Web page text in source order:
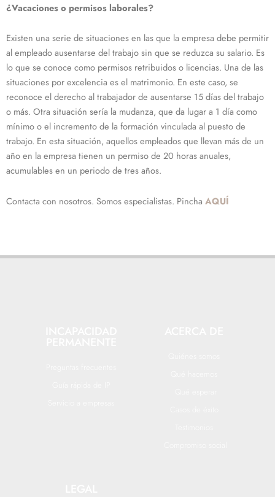
¿Vacaciones o permisos laborales?
Existen una serie de situaciones en las que la empresa debe permitir
al empleado ausentarse del trabajo sin que se reduzca su salario. Es
lo que se conoce como permisos retribuidos o licencias. Una de las
situaciones por excelencia es el matrimonio. En este caso, se
reconoce el derecho al trabajador de ausentarse 15 días del trabajo
o más. Otra situación sería la mudanza, que da lugar a 1 día como
mínimo o el incremento de la formación vinculada al puesto de
trabajo. En esta situación, aquellos empleados que llevan más de un
año en la empresa tienen un permiso de 20 horas anuales,
acumulables en un periodo de tres años.
Contacta con nosotros. Somos especialistas. Pincha AQUÍ